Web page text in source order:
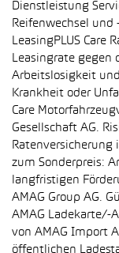
Dienstleistung
Reifenwechsel und
LeasingPLUS Care
Leasingrate gegen
Arbeitslosigkeit
Krankheit oder
Care
Gesellschaft AG.
Ratenversicherung
zum Sonderpreis:
langfristigen
AMAG Group AG.
AMAG Ladekarte/-
von AMAG Import
öffentlichen